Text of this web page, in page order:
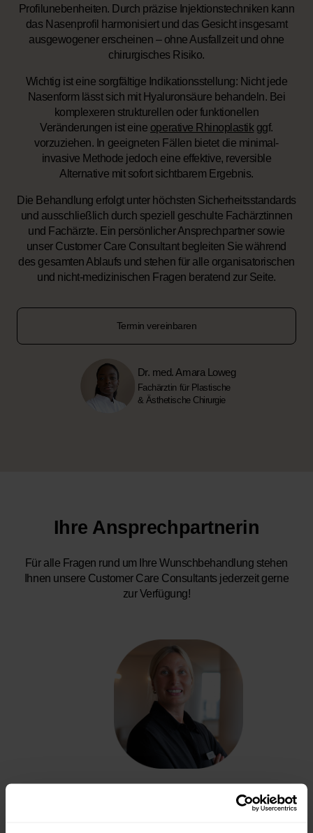
Profilunebenheiten. Durch präzise Injektionstechniken kann
das Nasenprofil harmonisiert und das Gesicht insgesamt
ausgewogener erscheinen – ohne Ausfallzeit und ohne
chirurgisches Risiko.
Wichtig ist eine sorgfältige Indikationsstellung: Nicht jede
Nasenform lässt sich mit Hyaluronsäure behandeln. Bei
komplexeren strukturellen oder funktionellen
Veränderungen ist eine operative Rhinoplastik ggf.
vorzuziehen. In geeigneten Fällen bietet die minimal-
invasive Methode jedoch eine effektive, reversible
Alternative mit sofort sichtbarem Ergebnis.
Die Behandlung erfolgt unter höchsten Sicherheitsstandards
und ausschließlich durch speziell geschulte Fachärztinnen
und Fachärzte. Ein persönlicher Ansprechpartner sowie
unser Customer Care Consultant begleiten Sie während
des gesamten Ablaufs und stehen für alle organisatorischen
und nicht-medizinischen Fragen beratend zur Seite.
Termin vereinbaren
Dr. med. Amara Loweg
Fachärztin für Plastische
& Ästhetische Chirurgie
Ihre Ansprechpartnerin
Für alle Fragen rund um Ihre Wunschbehandlung stehen
Ihnen unsere Customer Care Consultants jederzeit gerne
zur Verfügung!